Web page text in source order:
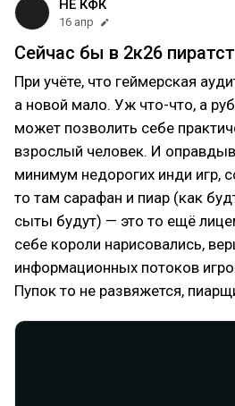
НЕ КФК
16 апр
Сейчас бы в 2к26
При учёте, что геймерская
а новой мало. Уж что-что, а
может позволить себе
взрослый человек. И
минимум недорогих инди игр,
то там сарафан и пиар (как
сыты будут) — это то ещё
себе короли нарисовались,
информационных потоков
Пупок то не развяжется,